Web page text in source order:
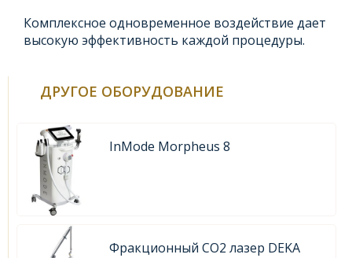
Комплексное одновременное воздействие дает
высокую эффективность каждой процедуры.
ДРУГОЕ ОБОРУДОВАНИЕ
InMode Morpheus 8
Фракционный CO2 лазер DEKA